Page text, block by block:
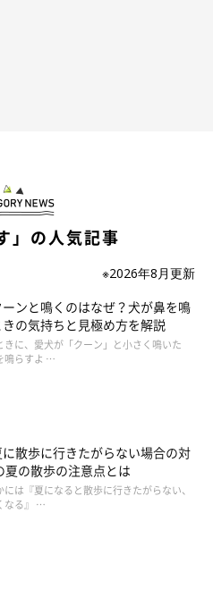
たは犬用歯磨きジェルを飼い主
て、愛犬にそのニオイをかがせ
」の人気記事
※2026年8月更新
ンと鳴くのはなぜ？犬が鼻を鳴
きの気持ちと見極め方を解説
きに、愛犬が「クーン」と小さく鳴いた
鳴らすよ …
散歩に行きたがらない場合の対
夏の散歩の注意点とは
には『夏になると散歩に行きたがらない、
なる』 …